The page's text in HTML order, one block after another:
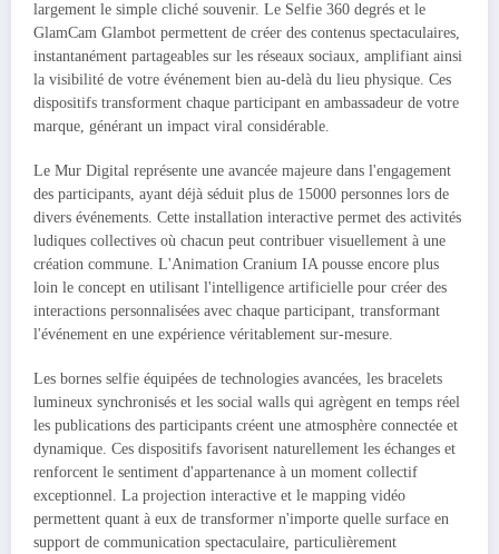
largement le simple cliché souvenir. Le Selfie 360 degrés et le
GlamCam Glambot permettent de créer des contenus spectaculaires,
instantanément partageables sur les réseaux sociaux, amplifiant ainsi
la visibilité de votre événement bien au-delà du lieu physique. Ces
dispositifs transforment chaque participant en ambassadeur de votre
marque, générant un impact viral considérable.
Le Mur Digital représente une avancée majeure dans l'engagement
des participants, ayant déjà séduit plus de 15000 personnes lors de
divers événements. Cette installation interactive permet des activités
ludiques collectives où chacun peut contribuer visuellement à une
création commune. L'Animation Cranium IA pousse encore plus
loin le concept en utilisant l'intelligence artificielle pour créer des
interactions personnalisées avec chaque participant, transformant
l'événement en une expérience véritablement sur-mesure.
Les bornes selfie équipées de technologies avancées, les bracelets
lumineux synchronisés et les social walls qui agrègent en temps réel
les publications des participants créent une atmosphère connectée et
dynamique. Ces dispositifs favorisent naturellement les échanges et
renforcent le sentiment d'appartenance à un moment collectif
exceptionnel. La projection interactive et le mapping vidéo
permettent quant à eux de transformer n'importe quelle surface en
support de communication spectaculaire, particulièrement